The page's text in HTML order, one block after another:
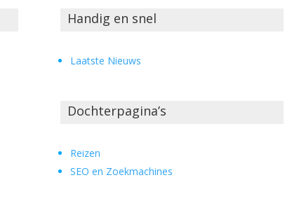
Handig en snel
Laatste Nieuws
Dochterpagina’s
Reizen
SEO en Zoekmachines